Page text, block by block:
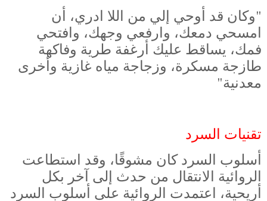
"وكان قد أوحي إلي من اللا ادري، أن
امسحي دمعك، وارفعي وجهك، وافتحي
فمك، يساقط عليك أرغفة طرية وفاكهة
طازجة مسكرة، وزجاجة مياه غازية وأخرى
معدنية"
تقنيات السرد
أسلوب السرد كان مشوقًا، وقد استطاعت
الروائية الانتقال من حدث إلى آخر بكل
أريحية، اعتمدت الروائية على أسلوب السرد